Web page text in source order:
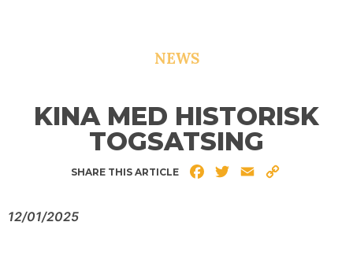
NEWS
KINA MED HISTORISK
TOGSATSING
SHARE THIS ARTICLE FacebookTwitterEmail
12/01/2025